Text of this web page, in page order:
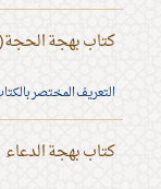
كتاب بهجة
التعريف المختصر
كتاب بهجة الدعاء